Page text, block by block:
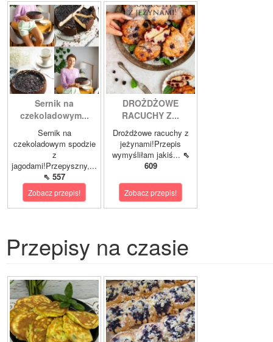
Sernik na
czekoladowym...
Sernik na
czekoladowym spodzie
z
jagodami!Przepyszny,...
⇖ 557
Zobacz przepis!
DROŻDŻOWE
RACUCHY Z...
Drożdżowe racuchy z
jeżynami!Przepis
wymyśliłam jakiś... ⇖
609
Zobacz przepis!
Przepisy na czasie